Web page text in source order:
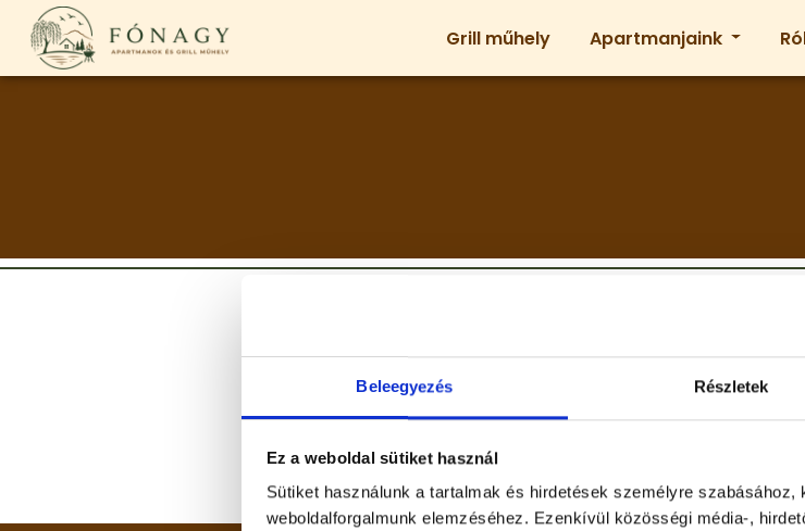
Beleegyezés Részletek
Ez a weboldal sütiket használ
Sütiket használunk a tartalmak és hirdetések személyre
weboldalforgalmunk elemzéséhez. Ezenkívül közösségi média-,
Grill műhely Apartmanjaink
Termékek feltöltése